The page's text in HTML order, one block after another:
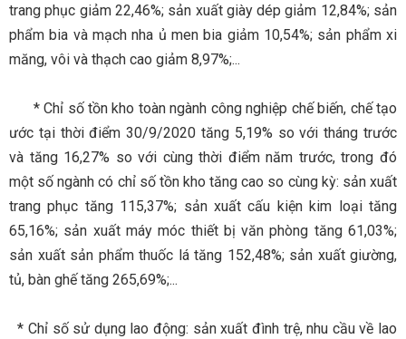
trang phục giảm 22,46%; sản xuất giày dép giảm 12,84%; sản
phẩm bia và mạch nha ủ men bia giảm 10,54%; sản phẩm xi
măng, vôi và thạch cao giảm 8,97%;...
* Chỉ số tồn kho toàn ngành công nghiệp chế biến, chế tạo
ước tại thời điểm 30/9/2020 tăng 5,19% so với tháng trước
và tăng 16,27% so với cùng thời điểm năm trước, trong đó
một số ngành có chỉ số tồn kho tăng cao so cùng kỳ: sản xuất
trang phục tăng 115,37%; sản xuất cấu kiện kim loại tăng
65,16%; sản xuất máy móc thiết bị văn phòng tăng 61,03%;
sản xuất sản phẩm thuốc lá tăng 152,48%; sản xuất giường,
tủ, bàn ghế tăng 265,69%;...
* Chỉ số sử dụng lao động: sản xuất đình trệ, nhu cầu về lao